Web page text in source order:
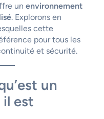
un environnement
. Explorons en
cette
pour tous les
et sécurité.
un
il est